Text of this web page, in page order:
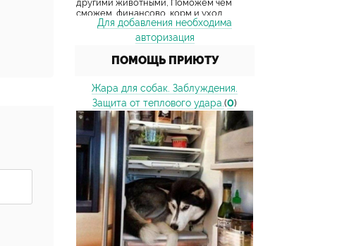
Для добавления необходима
авторизация
ПОМОЩЬ ПРИЮТУ
Жара для собак. Заблуждения.
Защита от теплового удара. (0)